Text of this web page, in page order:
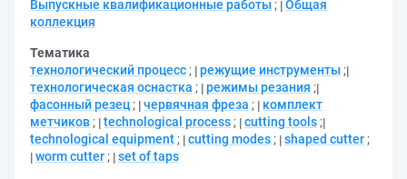
Выпускные квалификационные работы ; Общая
коллекция
Тематика
технологический процесс ; режущие инструменты ;
технологическая оснастка ; режимы резания ;
фасонный резец ; червячная фреза ;
комплект
метчиков ; technological process ; cutting tools ;
technological equipment ; cutting modes ; shaped cutter ;
worm cutter ; set of taps